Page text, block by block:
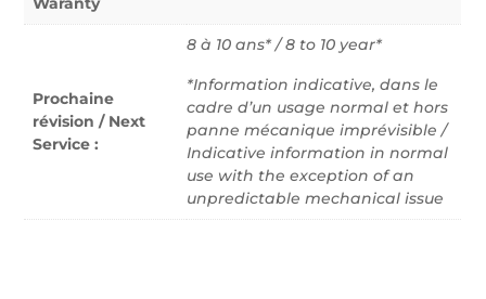
Prochaine
révision / Next
Service :
8 à 10 ans* / 8 to 10 year*
*Information indicative, dans le
cadre d’un usage normal et hors
panne mécanique imprévisible /
Indicative information in normal
use with the exception of an
unpredictable mechanical issue